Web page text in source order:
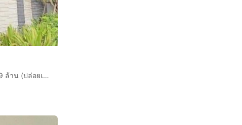
ด่วน ถูกมาก คอนโด A Space ME Bangna ลดเหลือ 1.59 ล้าน (ปล่อยเช่า 8,500 บาท) พร้อมอยู่ ตรงข้าม Mega บางนา